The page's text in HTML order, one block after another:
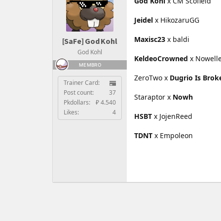
[SaFe] God Kohl
God Kohl
MEMBRO
Trainer Card:
Post count:
37
Pkdollars:
₽ 4.540
Likes:
4
Jeidelx HikozaruGG
Maxisc23x baldi
KeldeoCrowned x
ZeroTwo x Dugrio Is
Staraptor x Nowh
HSBTx JojenReed
TDNTx Empoleon